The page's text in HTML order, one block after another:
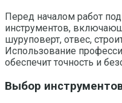
Перед началом работ
инструментов,
шуруповерт, отвес,
Использование
обеспечит точность и
Выбор